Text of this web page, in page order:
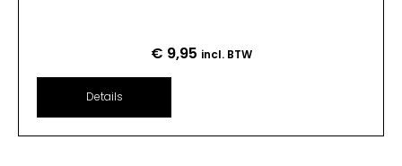
€ 9,95 incl. BTW
Details